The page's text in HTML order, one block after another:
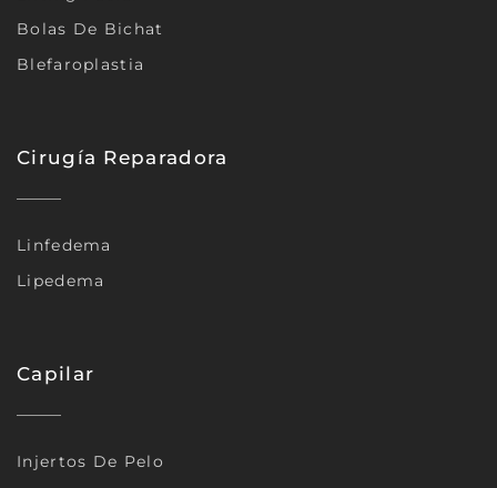
Bolas De Bichat
Blefaroplastia
Cirugía Reparadora
Linfedema
Lipedema
Capilar
Injertos De Pelo